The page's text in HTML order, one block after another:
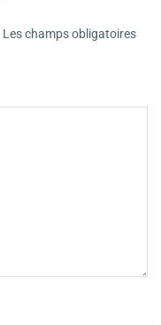
Les champs obligatoires